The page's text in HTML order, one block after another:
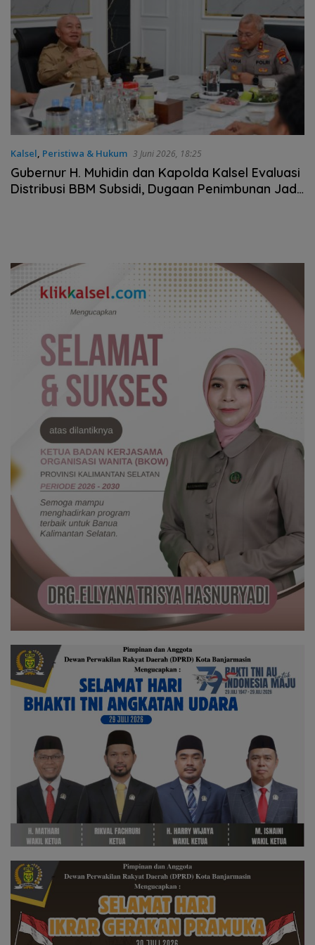
Kalsel, Peristiwa & Hukum 3 Juni 2026, 18:25
Gubernur H. Muhidin dan Kapolda Kalsel Evaluasi
Distribusi BBM Subsidi, Dugaan Penimbunan Jadi